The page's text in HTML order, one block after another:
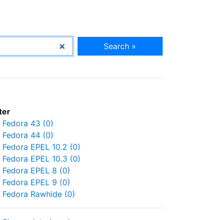
Search »
Fedora 43 (0)
Fedora 44 (0)
Fedora EPEL 10.2 (0)
Fedora EPEL 10.3 (0)
Fedora EPEL 8 (0)
Fedora EPEL 9 (0)
Fedora Rawhide (0)